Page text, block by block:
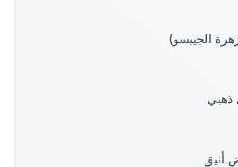
ذهبي
أنيق